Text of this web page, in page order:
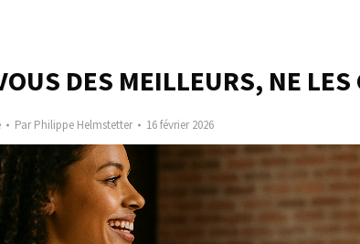
DES MEILLEURS, NE LES
ParPhilippe Helmstetter 16 février 2026